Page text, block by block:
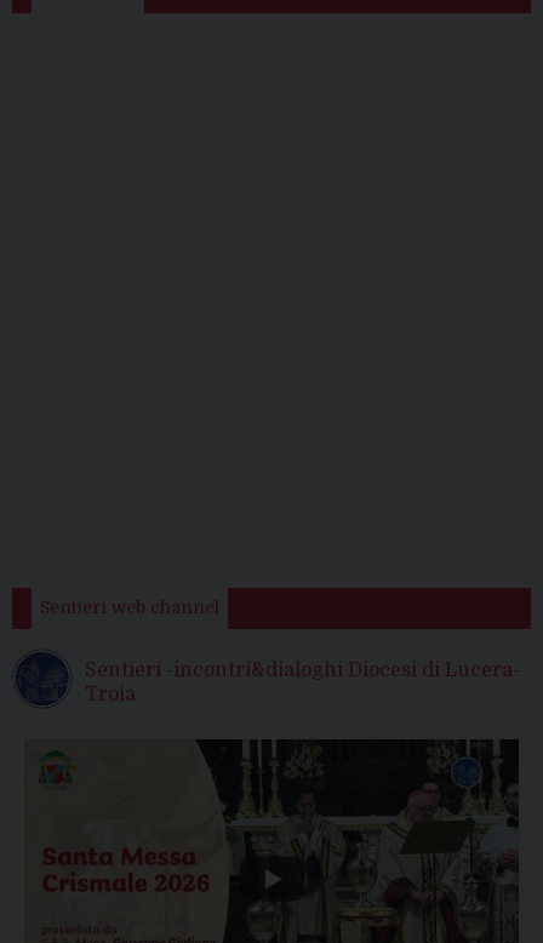
Sentieri web channel
Sentieri -incontri&dialoghi Diocesi di Lucera-
Troia